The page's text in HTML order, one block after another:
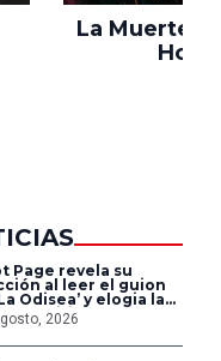
La Muerte
Hood
Page revela su
al leer el guion
Odisea’ y elogia la
de dirigir de
Nolan
2026